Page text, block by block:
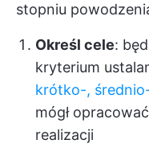
stopniu
Określ cele:
kryterium
krótko-,
mógł
realizacji